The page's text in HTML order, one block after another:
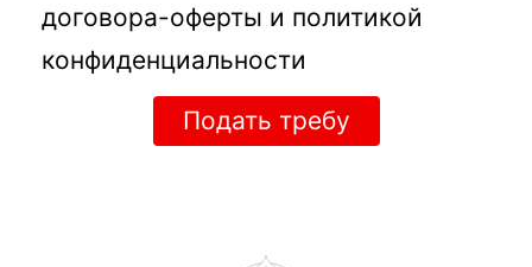
договора-оферты и политикой
конфиденциальности
Подать требу